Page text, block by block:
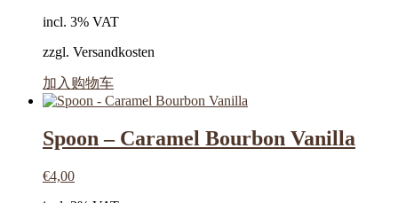
incl. 3% VAT
zzgl. Versandkosten
加入购物车
Spoon – Caramel Bourbon Vanilla
€4,00